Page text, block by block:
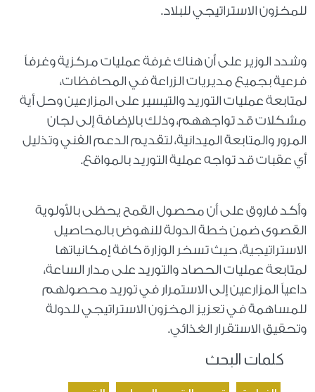
للمخزون الاستراتيجي للبلاد.
وشدد الوزير على أن هناك غرفة عمليات مركزية وغرفاً
فرعية بجميع مديريات الزراعة في المحافظات،
لمتابعة عمليات التوريد والتيسير على المزارعين وحل أية
مشكلات قد تواجههم، وذلك بالإضافة إلى لجان
المرور والمتابعة الميدانية، لتقديم الدعم الفني وتذليل
أي عقبات قد تواجه عملية التوريد بالمواقع.
وأكد فاروق على أن محصول القمح يحظى بالأولوية
القصوى ضمن خطة الدولة للنهوض بالمحاصيل
الاستراتيجية، حيث تسخر الوزارة كافة إمكانياتها
لمتابعة عمليات الحصاد والتوريد على مدار الساعة،
داعياً المزارعين إلى الاستمرار في توريد محصولهم
للمساهمة في تعزيز المخزون الاستراتيجي للدولة
وتحقيق الاستقرار الغذائي.
كلمات البحث